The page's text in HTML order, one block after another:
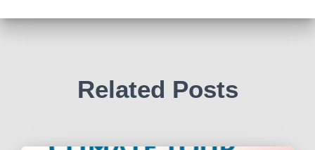
Related Posts